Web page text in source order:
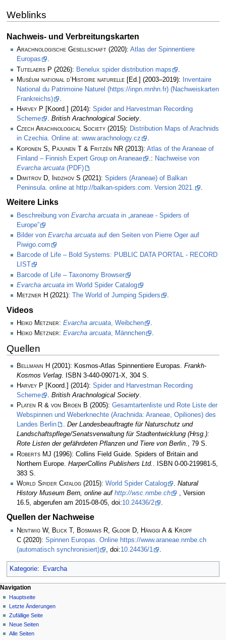
Weblinks
Nachweis- und Verbreitungskarten
Arachnologische Gesellschaft (2020): Atlas der Spinnentiere
Europas
.
Tutelaers P (2026): Benelux spider distribution maps
Muséum national d’Histoire naturelle [Ed.] (2003–2019):
Inventaire
National du Patrimoine Naturel (https://inpn.mnhn.fr) (Nachweiskarten
Frankreichs)
Harvey P [Koord.] (2014): Spider and Harvestman Recording
Scheme
. British Arachnological Society.
Czech Arachnological Society (2015): Distribution Maps of Arachnids
in Czechia. Online at: www.arachnology.cz
.
Koponen S, Pajunen T & Fritzén NR (2013): Atlas of the Araneae of
Finland – Finnish Expert Group on Araneae
.: Nachweise von
Evarcha arcuata (PDF)
Dimitrov D, Indzhov S (2021): Spiders (Araneae) of Balkan
Peninsula. online at http://balkan-spiders.com. Version 2021.
.
Weitere Links
Beschreibung von Evarcha arcuata in „araneae - Spiders of
Europe”
Bilder von Evarcha arcuata auf den Seiten von Pierre Oger auf
Piwigo.com
Barcode of Life – Bold Systems: PUBLIC DATA PORTAL - RECORD
LIST
Barcode of Life – Taxonomy Browser
Evarcha arcuata im World Spider Catalog
Metzner H (2021): The World of Jumping Spiders .
Videos
Heiko Metzner: Evarcha arcuata, Weibchen
.
Heiko Metzner: Evarcha arcuata, Männchen .
Quellen
Bellmann H (2001): Kosmos-Atlas Spinnentiere Europas. Frankh-
Kosmos Verlag. ISBN 3-440-09071-X, 304 S.
Harvey P [Koord.] (2014): Spider and Harvestman Recording
Scheme
. British Arachnological Society.
Platen R & von Broen B (2005): Gesamtartenliste und Rote Liste der
Webspinnen und Weberknechte (Arachnida: Araneae, Opiliones) des
Landes Berlin
. Der Landesbeauftragte für Naturschutz und
Landschaftspflege/Senatsverwaltung für Stadtentwicklung (Hrsg.):
Rote Listen der gefährdeten Pflanzen und Tiere von Berlin. , 79 S.
Roberts MJ (1996): Collins Field Guide. Spiders of Britain and
Northern Europe. HarperCollins Publishers Ltd.
. ISBN 0-00-219981-5,
383 S.
World Spider Catalog (2015): World Spider Catalog . Natural
History Museum Bern, online auf http://wsc.nmbe.ch
, Version
16.5, abgerufen am 2015-08-05, doi:10.24436/2 .
Quellen der Nachweise
Nentwig W, Blick T, Bosmans R, Gloor D, Hänggi A & Kropf
C (2020): Spinnen Europas. Online https://www.araneae.nmbe.ch
(automatisch synchronisiert)
, doi:10.24436/1 .
Kategorie: Evarcha
Navigation
Hauptseite
Letzte Änderungen
Zufällige Seite
Neue Seiten
Alle Seiten